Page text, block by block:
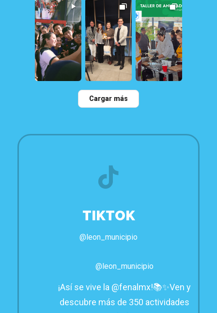
22 0 114 0 79 2
109 0 28 0
Cargar más
TIKTOK
@leon_municipio
@leon_municipio
¡Así se vive la @fenalmx!📚✨Ven y
descubre más de 350 actividades